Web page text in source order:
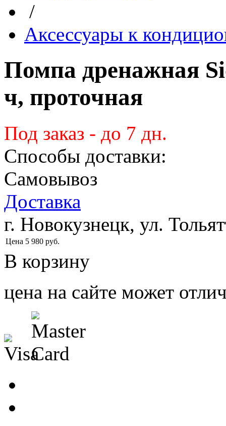
/
Аксессуары к
Помпа дренажная
ч, проточная
Под заказ - до 7 дн.
Способы доставки:
Самовывоз
Доставка
г. Новокузнецк, ул.
Цена 5 980 руб.
В корзину
цена на сайте может